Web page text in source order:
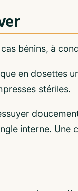
bénins, à
en dosettes
stériles.
interne.